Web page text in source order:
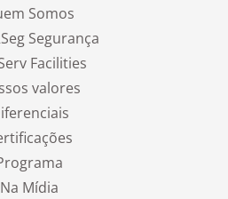
Somos
Segurança
Facilities
valores
Na Mídia